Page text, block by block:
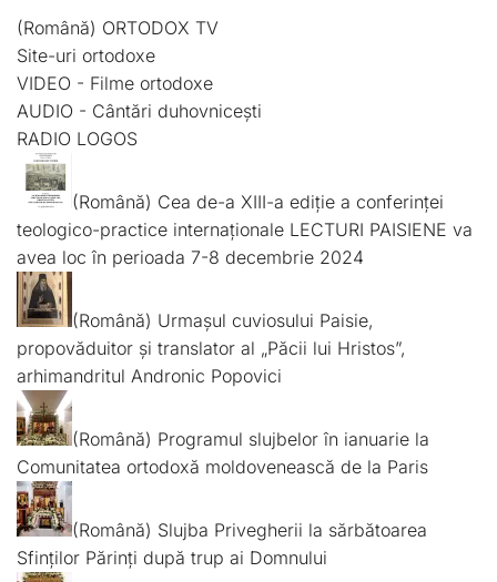
(Română) ORTODOX TV
Site-uri ortodoxe
VIDEO - Filme ortodoxe
AUDIO - Cântări duhovnicești
RADIO LOGOS
(Română) Cea de-a XIII-a ediție a conferinței
teologico-practice internaționale LECTURI PAISIENE va
avea loc în perioada 7-8 decembrie 2024
(Română) Urmașul cuviosului Paisie,
propovăduitor și translator al „Păcii lui Hristos”,
arhimandritul Andronic Popovici
(Română) Programul slujbelor în ianuarie la
Comunitatea ortodoxă moldovenească de la Paris
(Română) Slujba Privegherii la sărbătoarea
Sfinților Părinți după trup ai Domnului